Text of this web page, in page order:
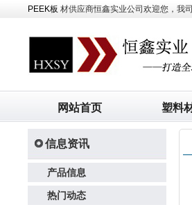
PEEK板 材供应商恒鑫实业公司欢迎您，我
网站首页 塑料
信息资讯
产品信息
热门动态